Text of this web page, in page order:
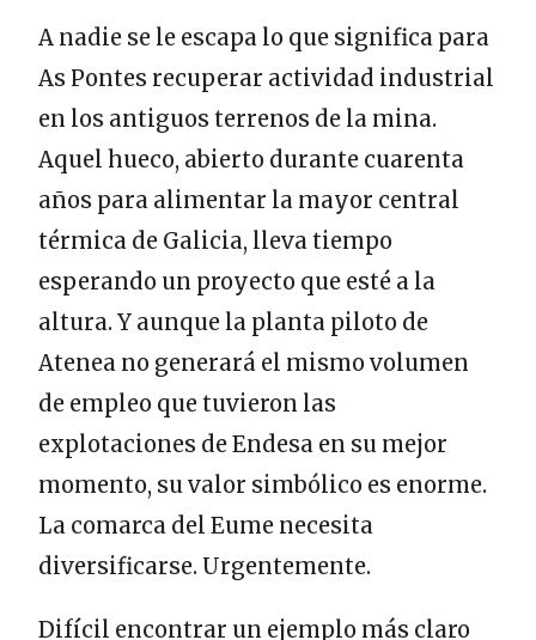
A nadie se le escapa lo que significa para
As Pontes recuperar actividad industrial
en los antiguos terrenos de la mina.
Aquel hueco, abierto durante cuarenta
años para alimentar la mayor central
térmica de Galicia, lleva tiempo
esperando un proyecto que esté a la
altura. Y aunque la planta piloto de
Atenea no generará el mismo volumen
de empleo que tuvieron las
explotaciones de Endesa en su mejor
momento, su valor simbólico es enorme.
La comarca del Eume necesita
diversificarse. Urgentemente.
Difícil encontrar un ejemplo más claro